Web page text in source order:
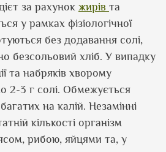
за рахунок жирів та
у рамках фізіологічної
без додавання солі,
безсольовий хліб. У випадку
та набряків хворому
2-3 г солі. Обмежується
на калій. Незамінні
кількості організм
рибою, яйцями та, у